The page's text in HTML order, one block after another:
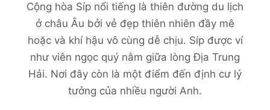
Cộng hòa Síp nổi tiếng là thiên đường du lịch
ở châu Âu bởi vẻ đẹp thiên nhiên đầy mê
hoặc và khí hậu vô cùng dễ chịu. Síp được ví
như viên ngọc quý nằm giữa lòng Địa Trung
Hải. Nơi đây còn là một điểm đến định cư lý
tưởng của nhiều người Anh.